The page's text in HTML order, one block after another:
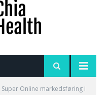
Super Online markedsføring i